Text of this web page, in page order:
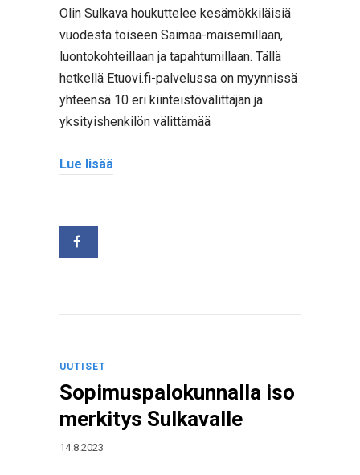
Olin Sulkava houkuttelee kesämökkiläisiä
vuodesta toiseen Saimaa-maisemillaan,
luontokohteillaan ja tapahtumillaan. Tällä
hetkellä Etuovi.fi-palvelussa on myynnissä
yhteensä 10 eri kiinteistövälittäjän ja
yksityishenkilön välittämää
Lue lisää
UUTISET
Sopimuspalokunnalla iso
merkitys Sulkavalle
14.8.2023